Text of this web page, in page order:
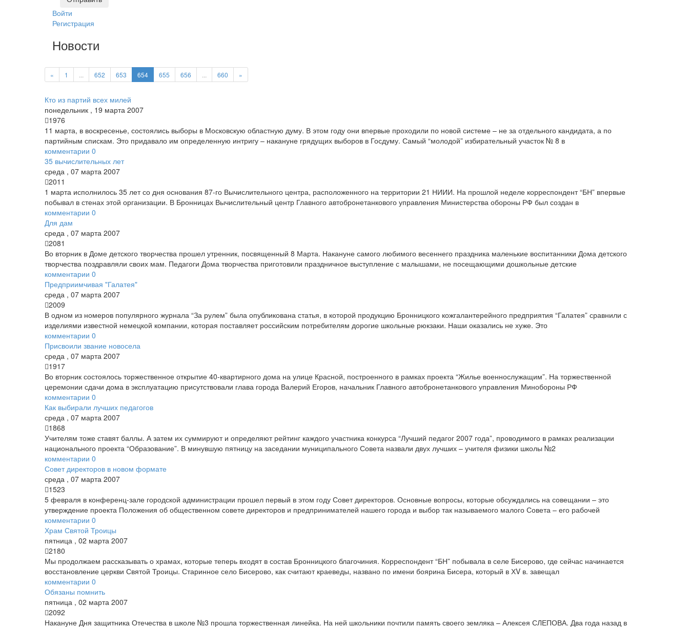
Войти
Регистрация
Новости
« 1 652 653 654 655 656 660 »
Кто из партий всех милей
понедельник , 19 марта 2007
1976
11 марта, в воскресенье, состоялись выборы в Московскую областную думу. В этом году они впервые проходили по новой системе – не за отдельного кандидата, а по
партийным спискам. Это придавало им определенную интригу – накануне грядущих выборов в Госдуму. Самый “молодой” избирательный участок № 8 в
комментарии 0
35 вычислительных лет
среда , 07 марта 2007
2011
1 марта исполнилось 35 лет со дня основания 87-го Вычислительного центра, расположенного на территории 21 НИИИ. На прошлой неделе корреспондент “БН” впервые
побывал в стенах этой организации. В Бронницах Вычислительный центр Главного автобронетанкового управления Министерства обороны РФ был создан в
комментарии 0
Для дам
среда , 07 марта 2007
2081
Во вторник в Доме детского творчества прошел утренник, посвященный 8 Марта. Накануне самого любимого весеннего праздника маленькие воспитанники Дома детского
творчества поздравляли своих мам. Педагоги Дома творчества приготовили праздничное выступление с малышами, не посещающими дошкольные детские
комментарии 0
Предприимчивая "Галатея"
среда , 07 марта 2007
2009
В одном из номеров популярного журнала “За рулем” была опубликована статья, в которой продукцию Бронницкого кожгалантерейного предприятия “Галатея” сравнили с
изделиями известной немецкой компании, которая поставляет российским потребителям дорогие школьные рюкзаки. Наши оказались не хуже. Это
комментарии 0
Присвоили звание новосела
среда , 07 марта 2007
1917
Во вторник состоялось торжественное открытие 40-квартирного дома на улице Красной, построенного в рамках проекта “Жилье военнослужащим”. На торжественной
церемонии сдачи дома в эксплуатацию присутствовали глава города Валерий Егоров, начальник Главного автобронетанкового управления Минобороны РФ
комментарии 0
Как выбирали лучших педагогов
среда , 07 марта 2007
1868
Учителям тоже ставят баллы. А затем их суммируют и определяют рейтинг каждого участника конкурса “Лучший педагог 2007 года”, проводимого в рамках реализации
национального проекта “Образование”. В минувшую пятницу на заседании муниципального Совета назвали двух лучших – учителя физики школы №2
комментарии 0
Совет директоров в новом формате
среда , 07 марта 2007
1523
5 февраля в конференц-зале городской администрации прошел первый в этом году Совет директоров. Основные вопросы, которые обсуждались на совещании – это
утверждение проекта Положения об общественном совете директоров и предпринимателей нашего города и выбор так называемого малого Совета – его рабочей
комментарии 0
Храм Святой Троицы
пятница , 02 марта 2007
2180
Мы продолжаем рассказывать о храмах, которые теперь входят в состав Бронницкого благочиния. Корреспондент “БН” побывала в селе Бисерово, где сейчас начинается
восстановление церкви Святой Троицы. Старинное село Бисерово, как считают краеведы, названо по имени боярина Бисера, который в ХV в. завещал
комментарии 0
Обязаны помнить
пятница , 02 марта 2007
2092
Накануне Дня защитника Отечества в школе №3 прошла торжественная линейка. На ней школьники почтили память своего земляка – Алексея СЛЕПОВА. Два года назад в